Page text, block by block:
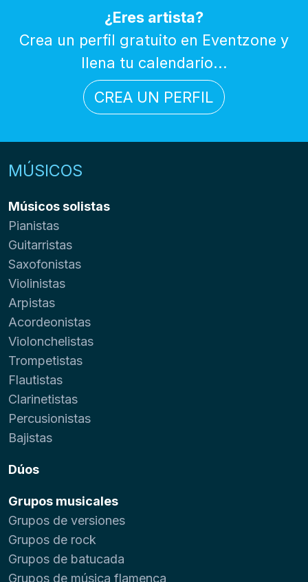
¿Eres artista?
Crea un perfil gratuito en Eventzone y
llena tu calendario...
CREA UN PERFIL
MÚSICOS
Músicos solistas
Pianistas
Guitarristas
Saxofonistas
Violinistas
Arpistas
Acordeonistas
Violonchelistas
Trompetistas
Flautistas
Clarinetistas
Percusionistas
Bajistas
Dúos
Grupos musicales
Grupos de versiones
Grupos de rock
Grupos de batucada
Grupos de música flamenca